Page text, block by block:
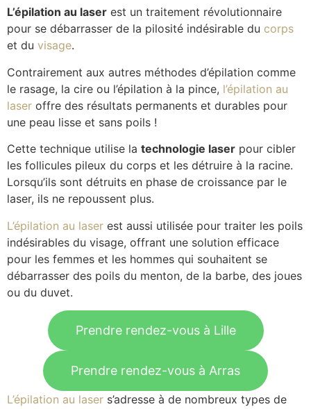
L’épilation au laser est un traitement révolutionnaire
pour se débarrasser de la pilosité indésirable du corps
et du visage.
Contrairement aux autres méthodes d’épilation comme
le rasage, la cire ou l’épilation à la pince, l’épilation au
laser offre des résultats permanents et durables pour
une peau lisse et sans poils !
Cette technique utilise la technologie laser pour cibler
les follicules pileux du corps et les détruire à la racine.
Lorsqu’ils sont détruits en phase de croissance par le
laser, ils ne repoussent plus.
L’épilation au laser est aussi utilisée pour traiter les poils
indésirables du visage, offrant une solution efficace
pour les femmes et les hommes qui souhaitent se
débarrasser des poils du menton, de la barbe, des joues
ou du duvet.
Prendre rendez-vous à Lille
Prendre rendez-vous à Arras
L’épilation au laser s’adresse à de nombreux types de